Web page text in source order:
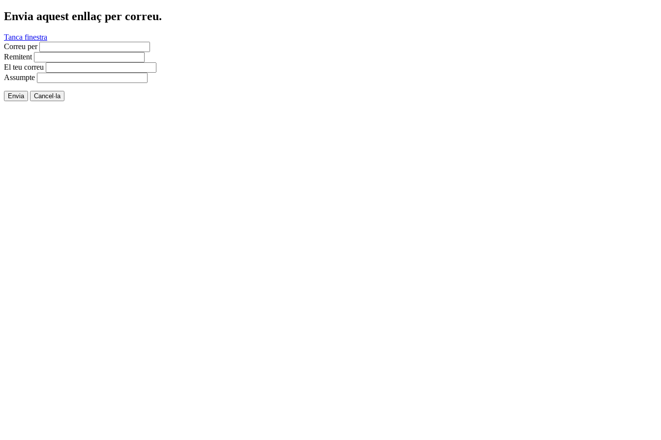
Envia aquest enllaç per correu.
Tanca finestra
Correu per
Remitent
El teu correu
Assumpte
Envia Cancel·la